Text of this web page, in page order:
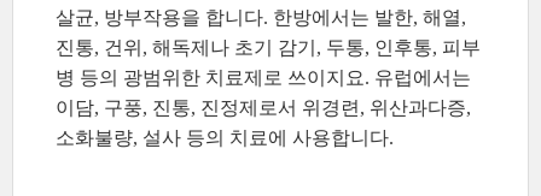
살균, 방부작용을 합니다. 한방에서는 발한, 해열,
진통, 건위, 해독제나 초기 감기, 두통, 인후통, 피부
병 등의 광범위한 치료제로 쓰이지요. 유럽에서는
이담, 구풍, 진통, 진정제로서 위경련, 위산과다증,
소화불량, 설사 등의 치료에 사용합니다.